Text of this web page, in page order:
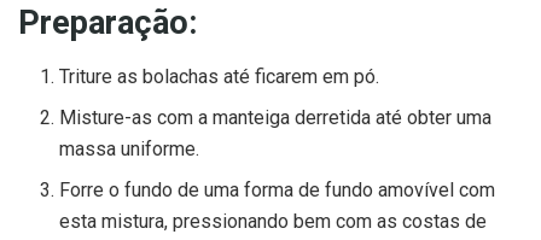
Preparação:
Triture as bolachas até ficarem em pó.
Misture-as com a manteiga derretida até obter uma
massa uniforme.
Forre o fundo de uma forma de fundo amovível com
esta mistura, pressionando bem com as costas de